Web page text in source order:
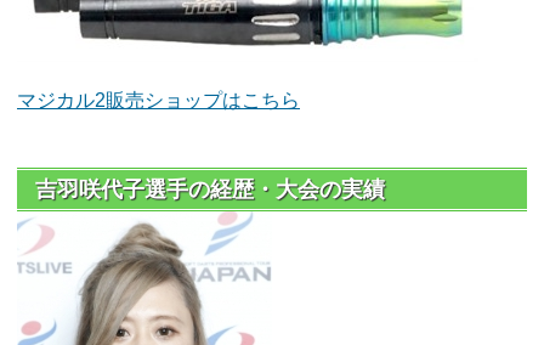
マジカル2販売ショップはこちら
吉羽咲代子選手の経歴・大会の実績